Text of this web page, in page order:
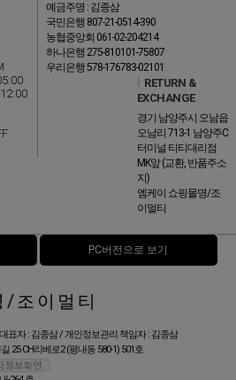
예금주명 : 김종삼
국민은행 807-21-0514-390
농협중앙회 061-02-204214
하나은행 275-810101-75807
우리은행 578-176783-02101
RETURN &
EXCHANGE
경기 남양주시 오남읍
오남리 713-1 남양주C
터미널 티티대리점
MK앞 (교환, 반품주소
지)
엠케이 쇼핑몰명/조
이멀티
PC버전으로 보기
/조이멀티
표자 : 김종삼 / 개인정보관리 책임자 : 김종삼
25 CH리베로2 (평내동 580-1) 501호